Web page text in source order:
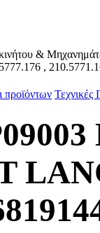
&
,
προϊόντων Τεχνικές